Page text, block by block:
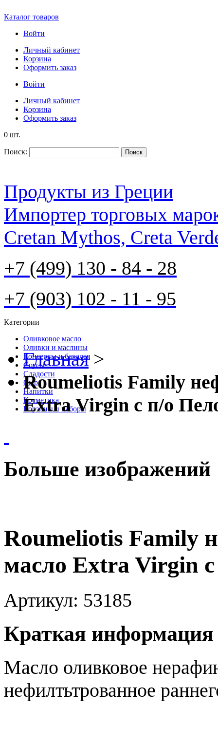
Каталог товаров
Войти
Личный кабинет
Корзина
Оформить заказ
Войти
Личный кабинет
Корзина
Оформить заказ
0 шт.
Поиск: Поиск
Продукты из Греции
Импортер торговых
Cretan Mythos, Creta
+7 (499) 130 - 84 - 28
+7 (903) 102 - 11 - 95
Категории
Оливковое масло
Оливки и маслины
Консервы и бакалея
Соусы
Cладости
Сыр
Напитки
Косметика
Корзины и наборы
Главная >
Roumeliotis Family
Extra Virgin с п/о
Больше изображений
Roumeliotis Family
масло Extra Virgin
Артикул: 53185
Краткая информация
Масло оливковое
нефилтьтрованное